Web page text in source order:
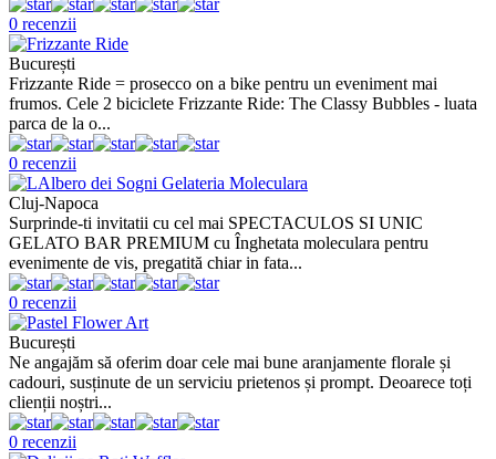
0 recenzii
București
Frizzante Ride = prosecco on a bike pentru un eveniment mai
frumos. Cele 2 biciclete Frizzante Ride: The Classy Bubbles - luata
parca de la o...
0 recenzii
Cluj-Napoca
Surprinde-ti invitatii cu cel mai SPECTACULOS SI UNIC
GELATO BAR PREMIUM cu Înghetata moleculara pentru
evenimente de vis, pregatită chiar in fata...
0 recenzii
București
Ne angajăm să oferim doar cele mai bune aranjamente florale și
cadouri, susținute de un serviciu prietenos și prompt. Deoarece toți
clienții noștri...
0 recenzii